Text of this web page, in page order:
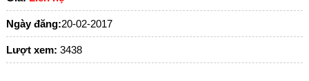
Ngày đăng:20-02-2017
Lượt xem: 3438